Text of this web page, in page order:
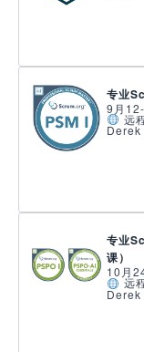
专业
9月
远
专业
课）
10月
远